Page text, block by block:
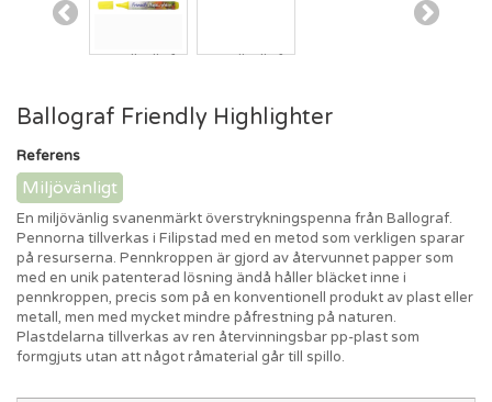
Ballograf Friendly Highlighter
Referens
Miljövänligt
En miljövänlig svanenmärkt överstrykningspenna från Ballograf.
Pennorna tillverkas i Filipstad med en metod som verkligen sparar
på resurserna. Pennkroppen är gjord av återvunnet papper som
med en unik patenterad lösning ändå håller bläcket inne i
pennkroppen, precis som på en konventionell produkt av plast eller
metall, men med mycket mindre påfrestning på naturen.
Plastdelarna tillverkas av ren återvinningsbar pp-plast som
formgjuts utan att något råmaterial går till spillo.